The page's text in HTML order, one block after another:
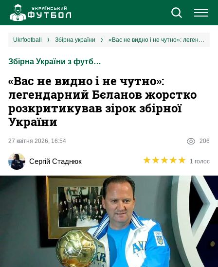
Новини
Збірна
Єврокубки
УПЛ
Різне
Букмекери
Казино
ukrfootball збірна україни «Вас не видно і не чутно»: легендарний Бєланов жорстко розкритикував зірок збірної України
Збірна України з футболу
«Вас не видно і не чутно»:
легендарний Бєланов жорстко
розкритикував зірок збірної
України
27 квітня 2026, 16:54 206
Сергій Стаднюк ★★★★★
★★★★★ 1 голос